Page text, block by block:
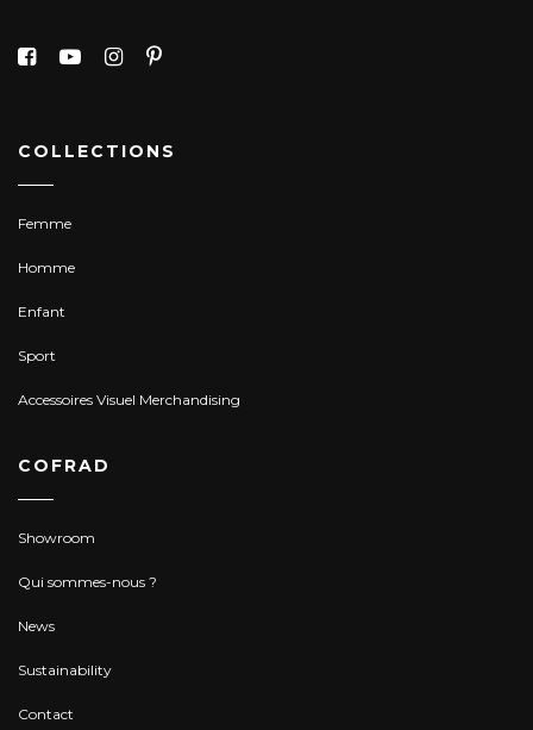
COLLECTIONS
Femme
Homme
Enfant
Sport
Accessoires Visuel Merchandising
COFRAD
Showroom
Qui sommes-nous ?
News
Sustainability
Contact